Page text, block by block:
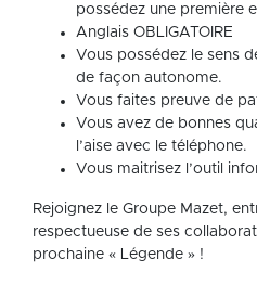
possédez une première
Anglais OBLIGATOIRE
Vous possédez le sens
de façon autonome.
Vous faites preuve de
Vous avez de bonnes
l’aise avec le téléphone.
Vous maitrisez l’outil
Rejoignez le Groupe Mazet,
respectueuse de ses
prochaine « Légende » !